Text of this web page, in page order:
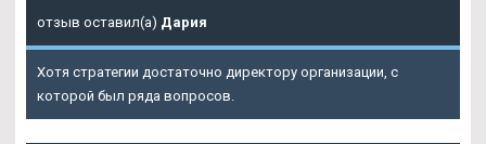
отзыв оставил(а) Дария
Хотя стратегии достаточно директору организации, с
которой был ряда вопросов.